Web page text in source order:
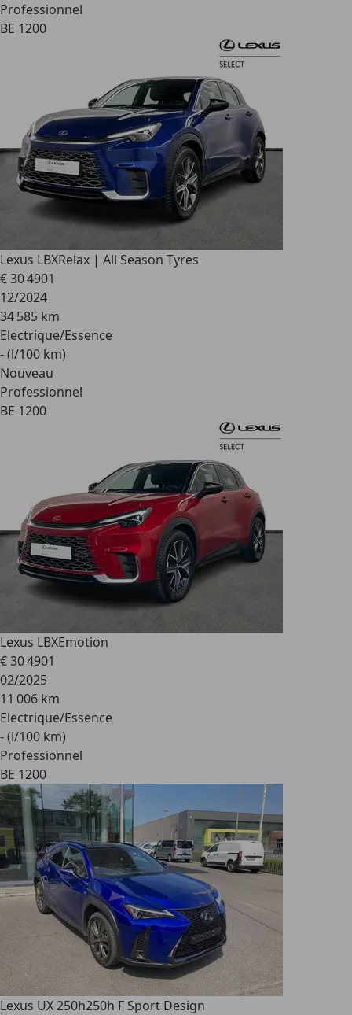
Professionnel
BE 1200
Lexus LBXRelax | All Season Tyres
€ 30 4901
12/2024
34 585 km
Electrique/Essence
- (l/100 km)
Nouveau
Professionnel
BE 1200
Lexus LBXEmotion
€ 30 4901
02/2025
11 006 km
Electrique/Essence
- (l/100 km)
Professionnel
BE 1200
Lexus UX 250h250h F Sport Design